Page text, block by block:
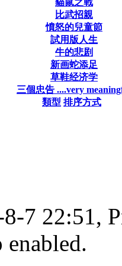
比武招親
憤怒的兒童節
試用版人生
牛的悲剧
新画蛇添足
草鞋经济学
三個忠告 ....very
類型 排序方式
7 22:51,
enabled.